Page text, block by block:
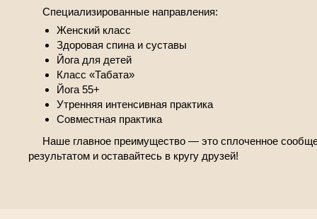
Специализированные направления:
Женский класс
Здоровая спина и суставы
Йога для детей
Класс «Табата»
Йога 55+
Утренняя интенсивная практика
Совместная практика
Наше главное преимущество — это сплоченное
результатом и оставайтесь в кругу друзей!